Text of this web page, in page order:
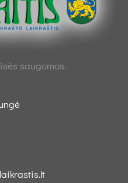
saugomos.